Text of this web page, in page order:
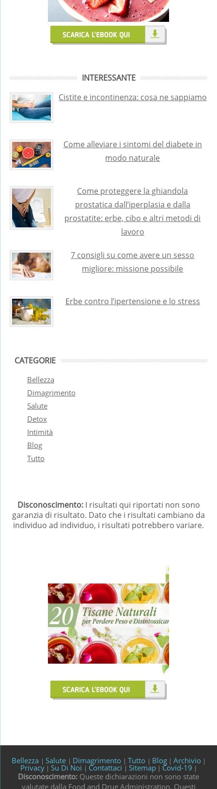
INTERESSANTE
Cistite e incontinenza: cosa ne sappiamo
Come alleviare i sintomi del diabete in
modo naturale
Come proteggere la ghiandola
prostatica dall’iperplasia e dalla
prostatite: erbe, cibo e altri metodi di
lavoro
7 consigli su come avere un sesso
migliore: missione possibile
Erbe contro l’ipertensione e lo stress
CATEGORIE
Bellezza
Dimagrimento
Salute
Detox
Intimità
Blog
Tutto
Disconoscimento:I risultati qui riportati non sono
garanzia di risultato. Dato che i risultati cambiano da
individuo ad individuo, i risultati potrebbero variare.
Bellezza | Salute | Dimagrimento | Tutto | Blog| Archivio|
Privacy| Su Di Noi | Contattaci | Sitemap| Covid-19 |
Disconoscimento: Queste dichiarazioni non sono state
valutate dalla Food and Drug Administration. Questi